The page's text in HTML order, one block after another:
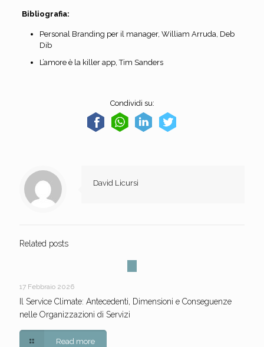
Bibliografia:
Personal Branding per il manager, William Arruda, Deb
Dib
L’amore è la killer app, Tim Sanders
Condividi su:
David Licursi
Related posts
17 Febbraio 2026
Il Service Climate: Antecedenti, Dimensioni e Conseguenze
nelle Organizzazioni di Servizi
Read more